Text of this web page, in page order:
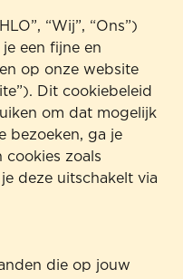
“Wij”, “Ons”)
een fijne en
op onze website
Dit cookiebeleid
om dat mogelijk
bezoeken, ga je
cookies zoals
deze uitschakelt via
die op jouw